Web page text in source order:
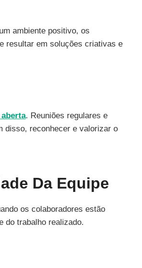
ambiente positivo, os
resultar em soluções criativas e
. Reuniões regulares e
disso, reconhecer e valorizar o
Da Equipe
os colaboradores estão
do trabalho realizado.